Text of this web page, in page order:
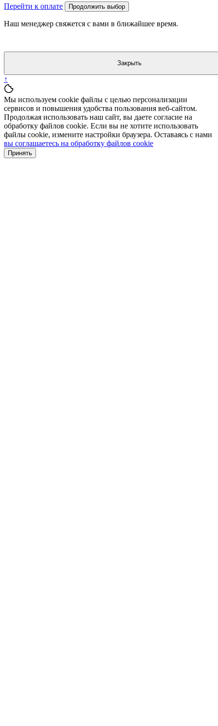
Перейти к оплате Продолжить выбор
Наш менеджер свяжется с вами в ближайшее время.
Закрыть
↑
Мы используем cookie файлы с целью персонализации
сервисов и повышения удобства пользования веб-сайтом.
Продолжая использовать наш сайт, вы даете согласие на
обработку файлов cookie. Если вы не хотите использовать
файлы cookie, измените настройки браузера. Оставаясь с нами
вы соглашаетесь на обработку файлов cookie
Принять